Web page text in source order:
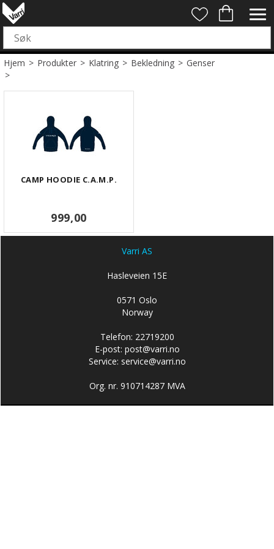
Hjem>Produkter>Klatring>Bekledning>Genser
>
CAMP HOODIE C.A.M.P.
999,00
Varri AS
Hasleveien 15E
0571 Oslo
Norway
Telefon: 22719200
E-post: post@varri.no
Service: service@varri.no
Org. nr. 910714287 MVA